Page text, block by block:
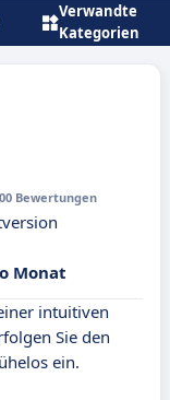
Verwandte
Kategorien
Bewertungen
Monat
intuitiven
Sie den
ein.